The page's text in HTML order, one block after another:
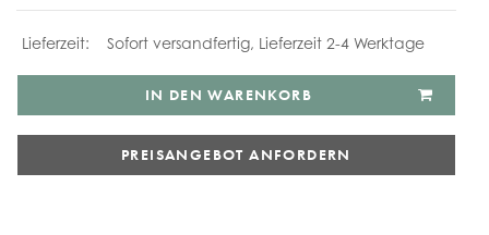
Sofort versandfertig, Lieferzeit 2-4 Werktage
IN DEN WARENKORB
PREISANGEBOT ANFORDERN